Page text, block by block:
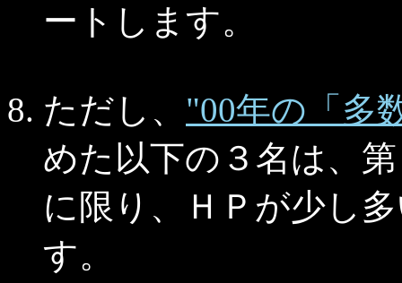
ートします。
ただし、 "00年の「多
めた以下の３名は、
に限り、ＨＰが少し
す。